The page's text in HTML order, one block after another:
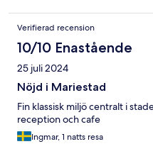
Verifierad recension
10/10 Enastående
25 juli 2024
Nöjd i Mariestad
Fin klassisk miljö centralt i
reception och cafe
Ingmar, 1 natts resa